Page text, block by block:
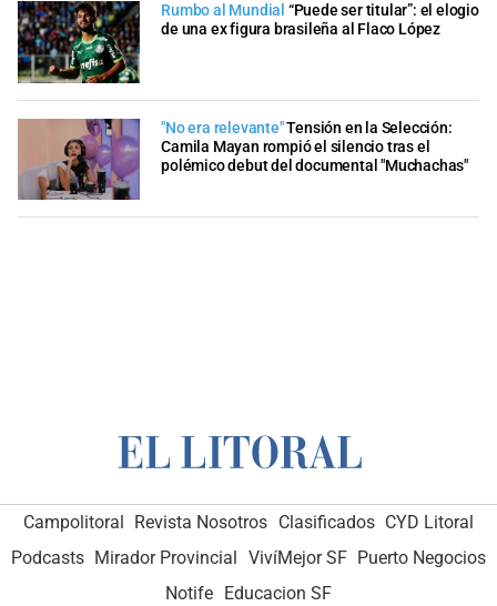
Rumbo al Mundial “Puede ser titular”: el elogio
de una ex figura brasileña al Flaco López
"No era relevante"Tensión en la Selección:
Camila Mayan rompió el silencio tras el
polémico debut del documental "Muchachas"
Campolitoral Revista Nosotros Clasificados CYD Litoral
Podcasts Mirador Provincial VivíMejor SF Puerto Negocios
Notife Educacion SF